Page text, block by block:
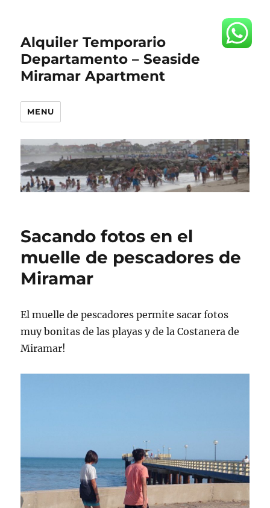
Alquiler Temporario
Departamento – Seaside
Miramar Apartment
MENU
Sacando fotos en el
muelle de pescadores de
Miramar
El muelle de pescadores permite sacar fotos
muy bonitas de las playas y de la Costanera de
Miramar!